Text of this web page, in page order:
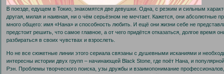
В поезде, едущем в Токио, знакомятся две девушки. Одна, с резким и сильным
другая, милая и наивная, ни о чём серьёзном не мечтает. Кажется, они абсолютные
много общего: имя «Нана» и способность любить. И ещё они жизни себе не
предстоит решить, что самое главное, а от чего придётся отказаться, долгое время
разбираться в своих чувствах и взрослеть.
Но не все сюжетные линии этого сериала связаны с душевными исканиями и
интересны истории двух групп – начинающей Black Stone, где поёт Нана, и
Рэн. Проблемы творческого поиска, узы дружбы и взаимопонимание